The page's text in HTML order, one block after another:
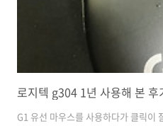
로지텍 g304 1년 사용해 본
G1 유선 마우스를 사용하다가 클릭이